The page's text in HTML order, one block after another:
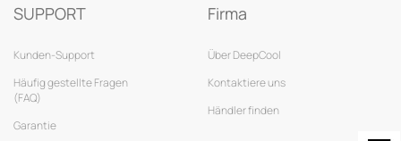
SUPPORT
Kunden-Support
Häufig gestellte Fragen
(FAQ)
Garantie
Firma
Über DeepCool
Kontaktiere uns
Händler finden